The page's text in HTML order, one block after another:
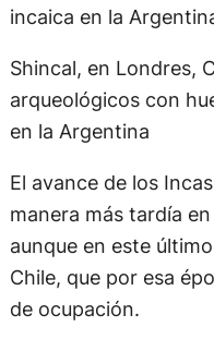
Shincal, en Londres,
arqueológicos con
en la Argentina
El avance de los
manera más tardía
aunque en este
Chile, que por esa
de ocupación.